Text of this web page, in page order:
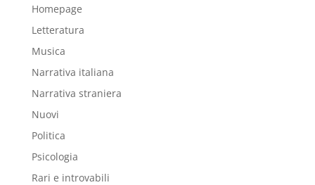
Homepage
Letteratura
Musica
Narrativa italiana
Narrativa straniera
Nuovi
Politica
Psicologia
Rari e introvabili